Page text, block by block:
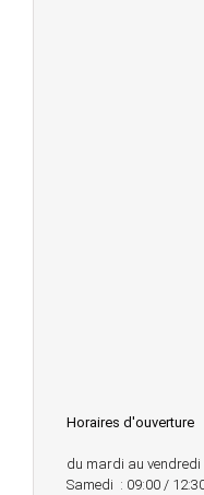
Horaires d'ouverture
du mardi au vendredi
Samedi : 09:00 /